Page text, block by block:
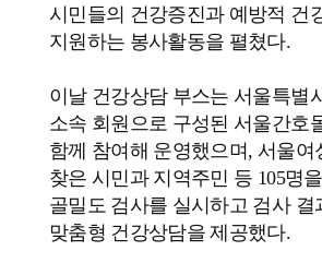
시민들의 건강증진과 예방적 건
지원하는 봉사활동을 펼쳤다.
이날 건강상담 부스는 서울특별
소속 회원으로 구성된 서울간호
함께 참여해 운영했으며, 서울여
찾은 시민과 지역주민 등 105명
골밀도 검사를 실시하고 검사 결
맞춤형 건강상담을 제공했다.